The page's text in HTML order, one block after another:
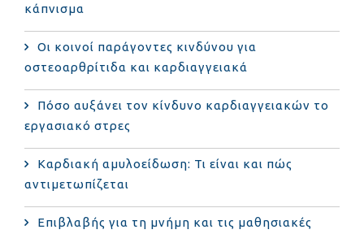
κάπνισμα
Οι κοινοί παράγοντες κινδύνου για
οστεοαρθρίτιδα και καρδιαγγειακά
Πόσο αυξάνει τον κίνδυνο καρδιαγγειακών το
εργασιακό στρες
Καρδιακή αμυλοείδωση: Τι είναι και πώς
αντιμετωπίζεται
Επιβλαβής για τη μνήμη και τις μαθησιακές